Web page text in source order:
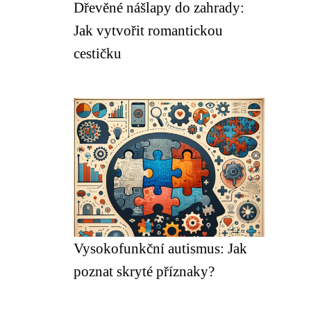
Dřevěné nášlapy do zahrady:
Jak vytvořit romantickou
cestičku
Vysokofunkční autismus: Jak
poznat skryté příznaky?